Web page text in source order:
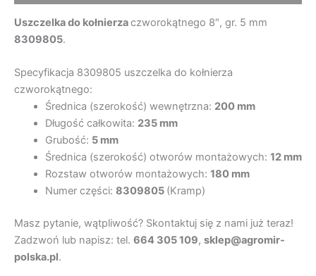
Uszczelka do kołnierzaczworokątnego 8″, gr. 5 mm
8309805.
Specyfikacja 8309805 uszczelka do kołnierza
czworokątnego:
Średnica (szerokość) wewnętrzna: 200 mm
Długość całkowita: 235 mm
Grubość: 5 mm
Średnica (szerokość) otworów montażowych: 12 mm
Rozstaw otworów montażowych: 180 mm
Numer części: 8309805 (Kramp)
Masz pytanie, wątpliwość? Skontaktuj się z nami już teraz!
Zadzwoń lub napisz: tel. 664 305 109, sklep@agromir-
polska.pl.